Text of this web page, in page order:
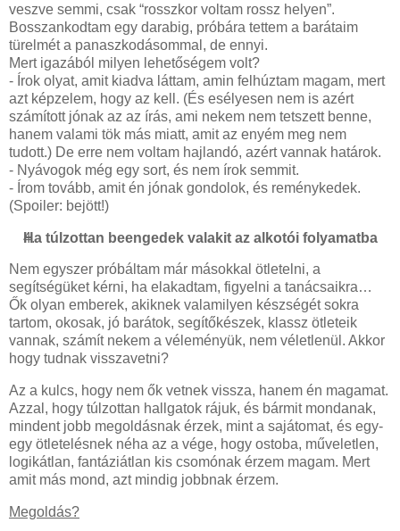
veszve semmi, csak “rosszkor voltam rossz helyen”.
Bosszankodtam egy darabig, próbára tettem a barátaim
türelmét a panaszkodásommal, de ennyi.
Mert igazából milyen lehetőségem volt?
- Írok olyat, amit kiadva láttam, amin felhúztam magam, mert
azt képzelem, hogy az kell. (És esélyesen nem is azért
számított jónak az az írás, ami nekem nem tetszett benne,
hanem valami tök más miatt, amit az enyém meg nem
tudott.) De erre nem voltam hajlandó, azért vannak határok.
- Nyávogok még egy sort, és nem írok semmit.
- Írom tovább, amit én jónak gondolok, és reménykedek.
(Spoiler: bejött!)
Ha túlzottan beengedek valakit az alkotói folyamatba
Nem egyszer próbáltam már másokkal ötletelni, a
segítségüket kérni, ha elakadtam, figyelni a tanácsaikra…
Ők olyan emberek, akiknek valamilyen készségét sokra
tartom, okosak, jó barátok, segítőkészek, klassz ötleteik
vannak, számít nekem a véleményük, nem véletlenül. Akkor
hogy tudnak visszavetni?
Az a kulcs, hogy nem ők vetnek vissza, hanem én magamat.
Azzal, hogy túlzottan hallgatok rájuk, és bármit mondanak,
mindent jobb megoldásnak érzek, mint a sajátomat, és egy-
egy ötletelésnek néha az a vége, hogy ostoba, műveletlen,
logikátlan, fantáziátlan kis csomónak érzem magam. Mert
amit más mond, azt mindig jobbnak érzem.
Megoldás?